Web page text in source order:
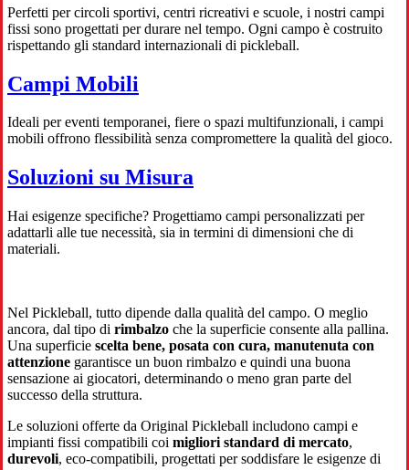
Perfetti per circoli sportivi, centri ricreativi e scuole, i nostri campi
fissi sono progettati per durare nel tempo. Ogni campo è costruito
rispettando gli standard internazionali di pickleball.
Campi Mobili
Ideali per eventi temporanei, fiere o spazi multifunzionali, i campi
mobili offrono flessibilità senza compromettere la qualità del gioco.
Soluzioni su Misura
Hai esigenze specifiche? Progettiamo campi personalizzati per
adattarli alle tue necessità, sia in termini di dimensioni che di
materiali.
Nel Pickleball, tutto dipende dalla qualità del campo. O meglio
ancora, dal tipo di rimbalzo che la superficie consente alla pallina.
Una superficie scelta bene, posata con cura, manutenuta con
attenzione garantisce un buon rimbalzo e quindi una buona
sensazione ai giocatori, determinando o meno gran parte del
successo della struttura.
Le soluzioni offerte da Original Pickleball includono campi e
impianti fissi compatibili coi migliori standard di mercato,
durevoli, eco-compatibili, progettati per soddisfare le esigenze di